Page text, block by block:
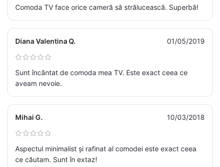
Comoda TV face orice cameră să strălucească. Superbă!
Diana Valentina Q. 01/05/2019
Sunt încântat de comoda mea TV. Este exact ceea ce
aveam nevoie.
Mihai G. 10/03/2018
Aspectul minimalist și rafinat al comodei este exact ceea
ce căutam. Sunt în extaz!